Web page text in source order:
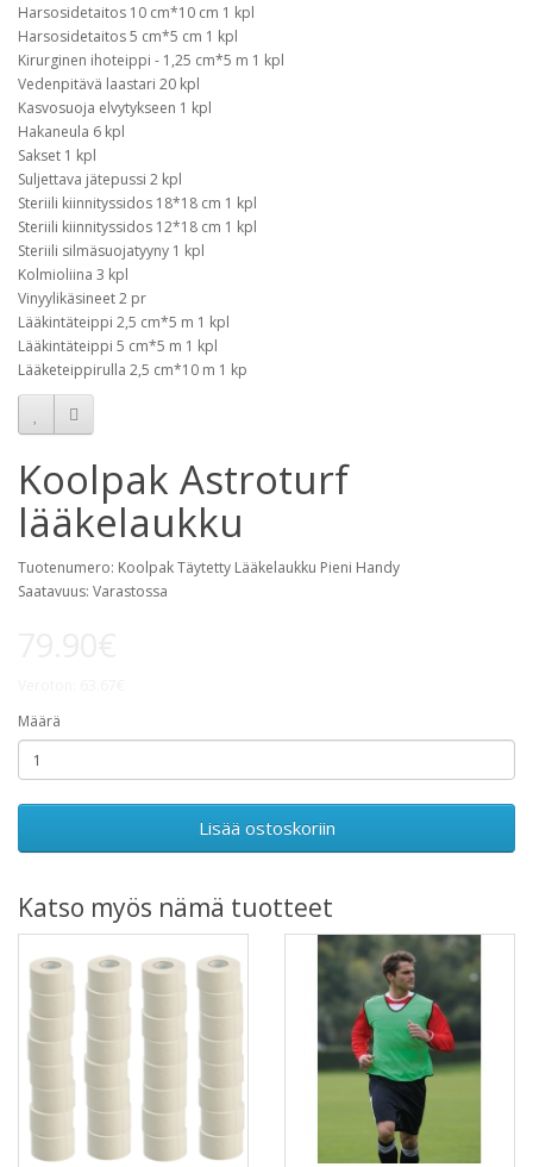
Harsosidetaitos 10 cm*10 cm 1 kpl
Harsosidetaitos 5 cm*5 cm 1 kpl
Kirurginen ihoteippi - 1,25 cm*5 m 1 kpl
Vedenpitävä laastari 20 kpl
Kasvosuoja elvytykseen 1 kpl
Hakaneula 6 kpl
Sakset 1 kpl
Suljettava jätepussi 2 kpl
Steriili kiinnityssidos 18*18 cm 1 kpl
Steriili kiinnityssidos 12*18 cm 1 kpl
Steriili silmäsuojatyyny 1 kpl
Kolmioliina 3 kpl
Vinyylikäsineet 2 pr
Lääkintäteippi 2,5 cm*5 m 1 kpl
Lääkintäteippi 5 cm*5 m 1 kpl
Lääketeippirulla 2,5 cm*10 m 1 kp
Koolpak Astroturf
lääkelaukku
Tuotenumero: Koolpak Täytetty Lääkelaukku Pieni Handy
Saatavuus: Varastossa
Määrä
Lisää ostoskoriin
Katso myös nämä tuotteet